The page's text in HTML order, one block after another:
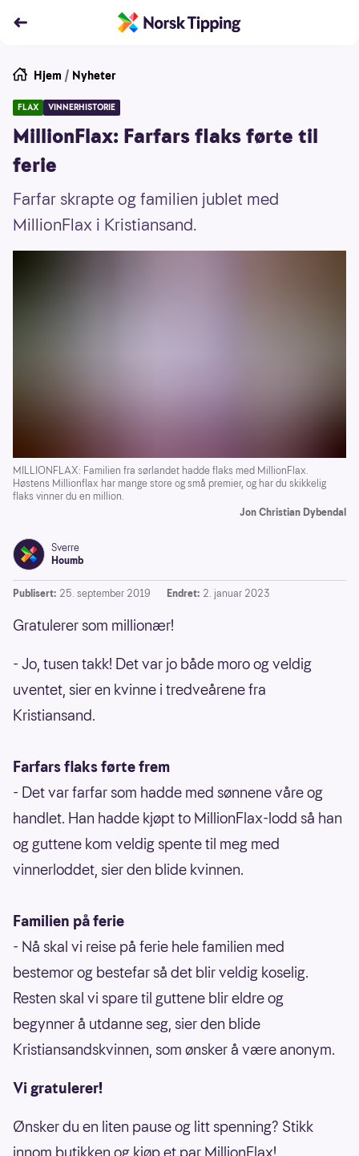
Hjem / Nyheter
FLAX VINNERHISTORIE
MillionFlax: Farfars flaks førte til
ferie
Farfar skrapte og familien jublet med
MillionFlax i Kristiansand.
MILLIONFLAX: Familien fra sørlandet hadde flaks med MillionFlax.
Høstens Millionflax har mange store og små premier, og har du skikkelig
flaks vinner du en million.
Jon Christian Dybendal
Sverre
Houmb
Publisert: 25. september 2019 Endret: 2. januar 2023
Gratulerer som millionær!
- Jo, tusen takk! Det var jo både moro og veldig
uventet, sier en kvinne i tredveårene fra
Kristiansand.
Farfars flaks førte frem
- Det var farfar som hadde med sønnene våre og
handlet. Han hadde kjøpt to MillionFlax-lodd så han
og guttene kom veldig spente til meg med
vinnerloddet, sier den blide kvinnen.
Familien på ferie
- Nå skal vi reise på ferie hele familien med
bestemor og bestefar så det blir veldig koselig.
Resten skal vi spare til guttene blir eldre og
begynner å utdanne seg, sier den blide
Kristiansandskvinnen, som ønsker å være anonym.
Vi gratulerer!
Ønsker du en liten pause og litt spenning? Stikk